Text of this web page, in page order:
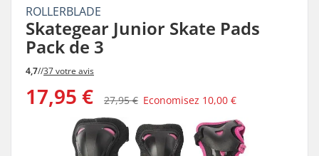
ROLLERBLADE
Skategear Junior Skate Pads
Pack de 3
4,7//37 votre avis
17,95 € 27,95 € Economisez 10,00 €